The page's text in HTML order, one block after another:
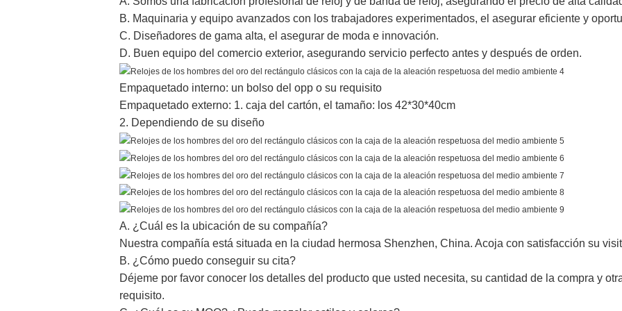
B. Maquinaria y equipo avanzados con los trabajadores experimentados, el asegurar eficiente y
C. Diseñadores de gama alta, el asegurar de moda e innovación.
D. Buen equipo del comercio exterior, asegurando servicio perfecto antes y después de orden.
Empaquetado interno: un bolso del opp o su requisito
Empaquetado externo: 1. caja del cartón, el tamaño: los 42*30*40cm
2. Dependiendo de su diseño
A. ¿Cuál es la ubicación de su compañía?
Nuestra compañía está situada en la ciudad hermosa Shenzhen, China. Acoja con satisfacción su
B. ¿Cómo puedo conseguir su cita?
Déjeme por favor conocer los detalles del producto que usted necesita, su cantidad de la compra y
requisito.